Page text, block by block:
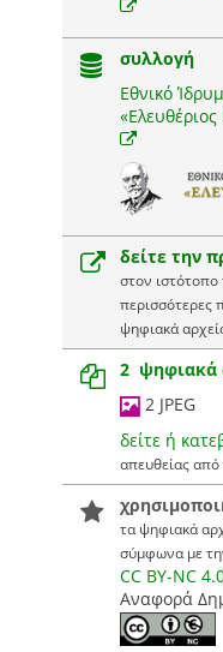
συλλογή
Εθνικό
δείτε την
στον
περισσότερες
ψηφιακά
2 ψηφιακά
2 JPEG
δείτε ή
απευθείας
τα ψηφιακά
σύμφωνα με
CC BY-NC
Αναφορά